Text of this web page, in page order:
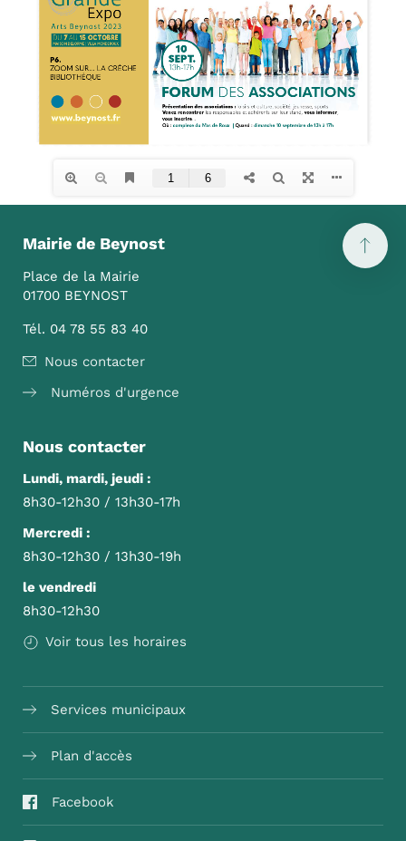
Mairie de Beynost
Place de la Mairie
01700 BEYNOST
Tél. 04 78 55 83 40
Nous contacter
Numéros d'urgence
Nous contacter
Lundi, mardi, jeudi :
8h30-12h30 / 13h30-17h
Mercredi :
8h30-12h30 / 13h30-19h
le vendredi
8h30-12h30
Voir tous les horaires
Services municipaux
Plan d'accès
Facebook